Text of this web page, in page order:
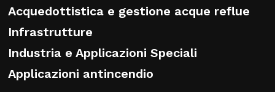
Acquedottistica e gestione acque reflue
Infrastrutture
Industria e Applicazioni Speciali
Applicazioni antincendio